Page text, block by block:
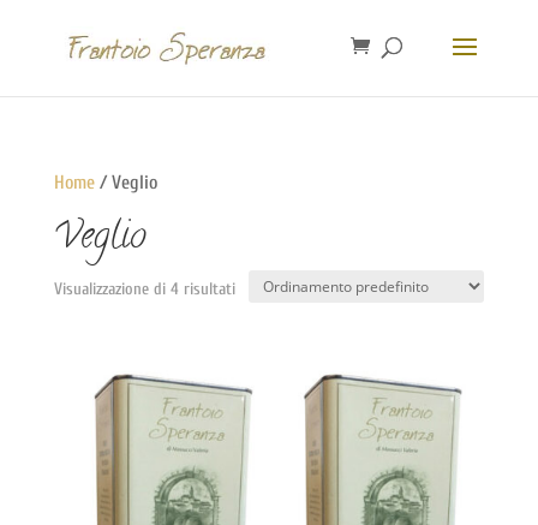
Home/ Veglio
Veglio
Visualizzazione di 4 risultati